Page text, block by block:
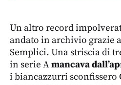
Un altro record
andato in archivio grazie
Semplici. Una striscia di
in serie Amancava
i biancazzurri sconfissero